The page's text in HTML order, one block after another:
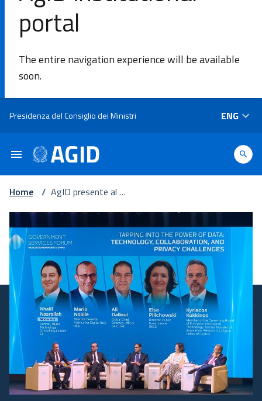
portal
The entire navigation experience will be available
soon.
Presidenza del Consiglio dei Ministri ENG
Agency
intervention​
Platforms
and
technologies​
Guidelines
Academy
Communication
Home / AgID presente al W